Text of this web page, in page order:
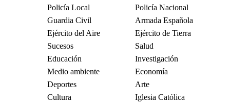
Policía Local
Policía Nacional
Guardia Civil
Armada Española
Ejército del Aire
Ejército de Tierra
Sucesos
Salud
Educación
Investigación
Medio ambiente
Economía
Deportes
Arte
Cultura
Iglesia Católica